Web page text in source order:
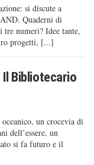
si discute a
Quaderni di
numeri? Idee tante,
progetti, [...]
Bibliotecario
un crocevia di
dell’essere, un
si fa futuro e il